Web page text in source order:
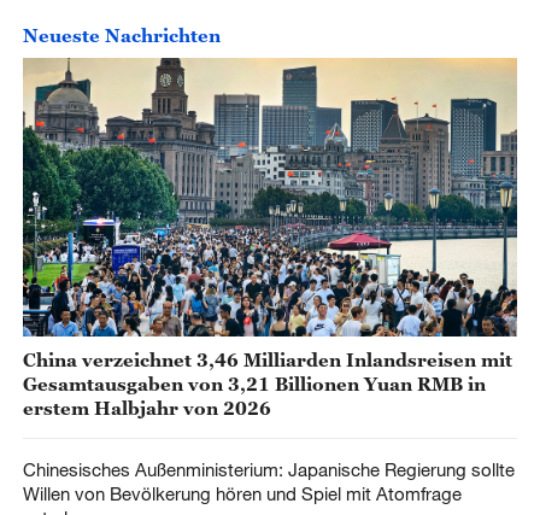
Neueste Nachrichten
China verzeichnet 3,46 Milliarden Inlandsreisen mit
Gesamtausgaben von 3,21 Billionen Yuan RMB in
erstem Halbjahr von 2026
Chinesisches Außenministerium: Japanische Regierung sollte
Willen von Bevölkerung hören und Spiel mit Atomfrage